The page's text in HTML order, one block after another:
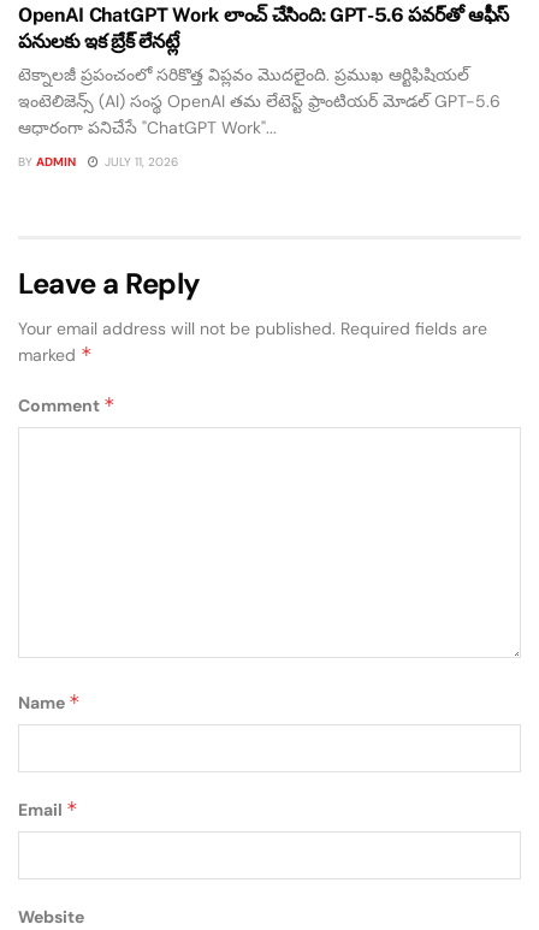
OpenAI ChatGPT Work లాంచ్ చేసింది: GPT-5.6 పవర్‌తో ఆఫీస్
పనులకు ఇక బ్రేక్ లేనట్లే
టెక్నాలజీ ప్రపంచంలో సరికొత్త విప్లవం మొదలైంది. ప్రముఖ ఆర్టిఫిషియల్
ఇంటెలిజెన్స్ (AI) సంస్థ OpenAI తమ లేటెస్ట్ ఫ్రాంటియర్ మోడల్ GPT-5.6
ఆధారంగా పనిచేసే "ChatGPT Work"...
BY ADMIN JULY 11, 2026
Leave a Reply
Your email address will not be published. Required fields are
marked *
Comment *
Name *
Email *
Website